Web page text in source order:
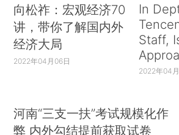
向松祚：宏观经济70
讲，带你了解国内外
经济大局
2022年04月06日
In
Staff,
2022年04
河南“三支一扶”考试规模化作
弊 内外勾结提前获取试卷